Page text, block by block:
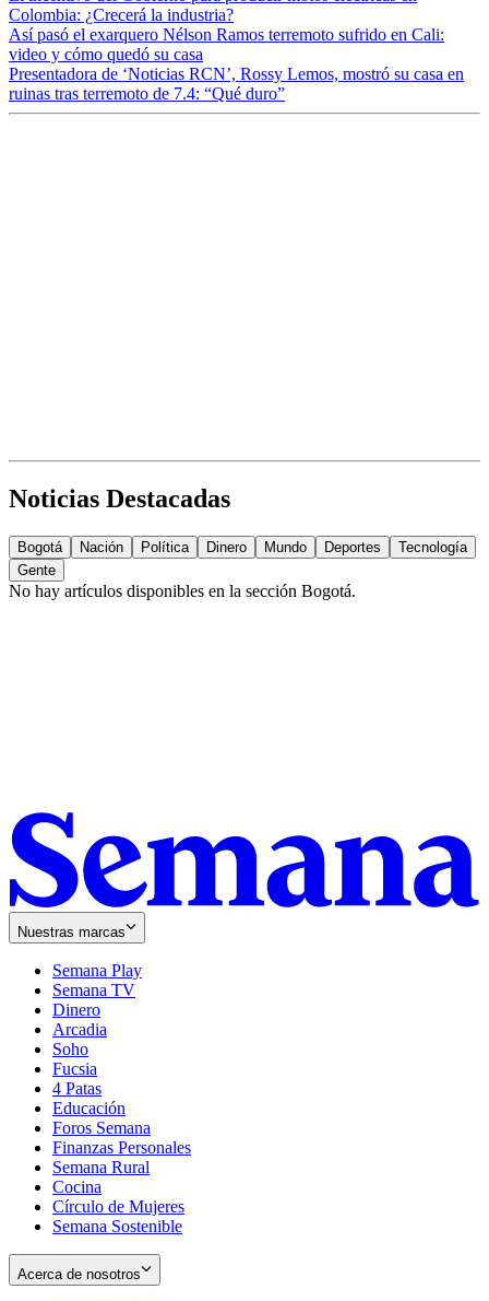
Colombia: ¿Crecerá la industria?
Así pasó el exarquero Nélson Ramos terremoto sufrido en Cali:
video y cómo quedó su casa
Presentadora de ‘Noticias RCN’, Rossy Lemos, mostró su casa en
ruinas tras terremoto de 7.4: “Qué duro”
Noticias Destacadas
Bogotá Nación Política Dinero Mundo Deportes
Tecnología
Gente
No hay artículos disponibles en la sección Bogotá.
Nuestras marcas
Semana Play
Semana TV
Dinero
Arcadia
Soho
in
new
window
Fucsia
in
new
window
4 Patas
Educación
Foros Semana
Finanzas Personales
Semana Rural
Cocina
Círculo de Mujeres
Semana Sostenible
Acerca de nosotros